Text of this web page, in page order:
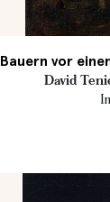
Bauern vor
David